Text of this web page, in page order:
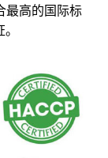
最高的国际标